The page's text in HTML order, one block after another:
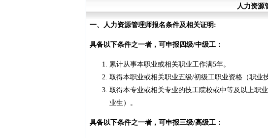
人力资源
一、人力资源管理师报名条件及相关证明:
具备以下条件之一者，可申报四级/中级工：
累计从事本职业或相关职业工作满5年。
取得本职业或相关职业五级/初级工职业资格（职业
取得本专业或相关专业的技工院校或中等及以上职
业生）。
具备以下条件之一者，可申报三级/高级工：